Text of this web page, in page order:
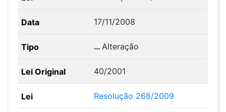
17/11/2008
…Alteração
40/2001
Resolução 268/2009